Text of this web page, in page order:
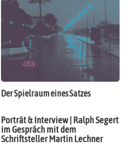
Der Spielraum eines Satzes
Porträt & Interview | Ralph Segert
im Gespräch mit dem
Schriftsteller Martin Lechner